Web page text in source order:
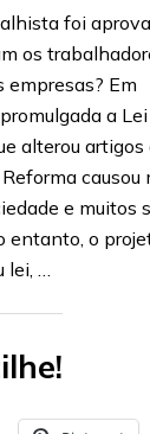
foi
os
empresas? Em
a Lei
alterou artigos
causou
e muitos
entanto, o
…